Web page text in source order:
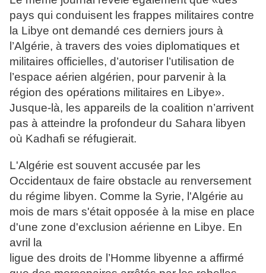
pays qui conduisent les frappes militaires contre
la Libye ont demandé ces derniers jours à
l’Algérie, à travers des voies diplomatiques et
militaires officielles, d’autoriser l’utilisation de
l’espace aérien algérien, pour parvenir à la
région des opérations militaires en Libye».
Jusque-là, les appareils de la coalition n’arrivent
pas à atteindre la profondeur du Sahara libyen
où Kadhafi se réfugierait.
L'Algérie est souvent accusée par les
Occidentaux de faire obstacle au renversement
du régime libyen. Comme la Syrie, l'Algérie au
mois de mars s'était opposée à la mise en place
d'une zone d'exclusion aérienne en Libye. En
avril la
ligue des droits de l’Homme libyenne a affirmé